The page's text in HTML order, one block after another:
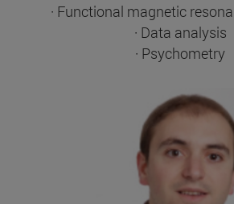
· Functional magnetic
· Data analysis
· Psychometry